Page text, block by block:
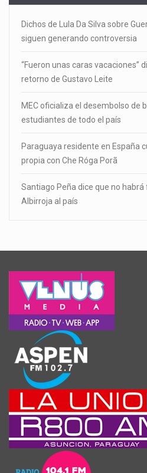
Dichos de Lula Da Silva sobre
siguen generando controversia
“Fueron unas caras vacaciones”
retorno de Gustavo Leite
MEC oficializa el desembolso de
estudiantes de todo el país
Paraguaya residente en España
propia con Che Róga Porã
Santiago Peña dice que no
Albirroja al país